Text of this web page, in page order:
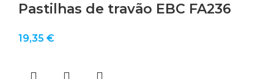
Pastilhas de travão EBC FA236
19,35 €